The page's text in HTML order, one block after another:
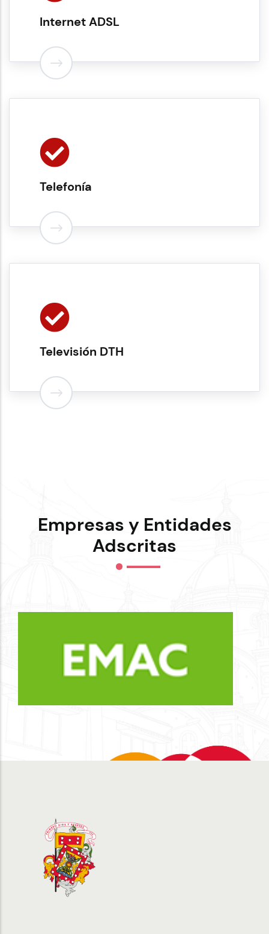
Internet ADSL
Telefonía
Televisión DTH
Empresas y Entidades
Adscritas